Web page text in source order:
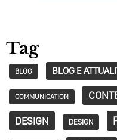
Tag
BLOG BLOG E
COMMUNICATION
DESIGN DESIGN